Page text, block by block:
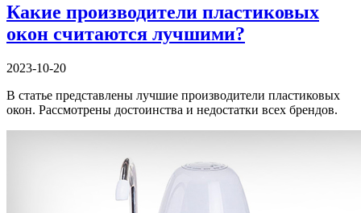
Какие производители пластиковых
окон считаются лучшими?
2023-10-20
В статье представлены лучшие производители пластиковых
окон. Рассмотрены достоинства и недостатки всех брендов.